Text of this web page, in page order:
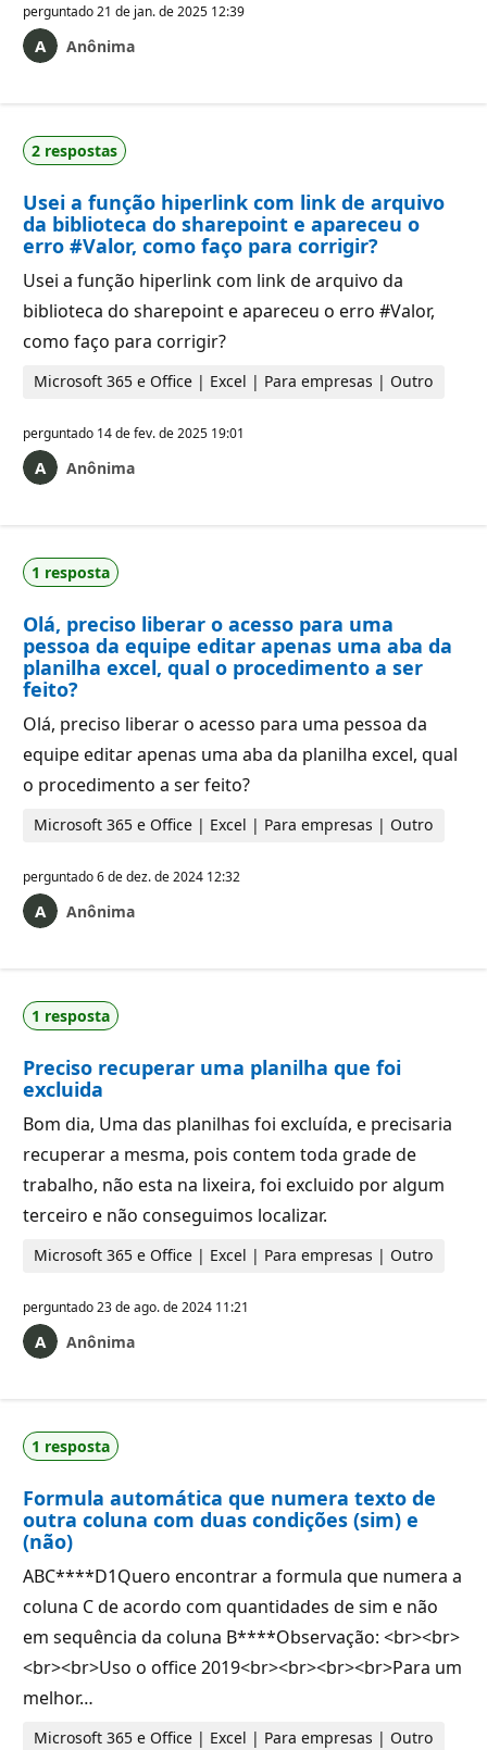
perguntado21 de jan. de 2025 12:39
Anônima
2 respostas
Usei a função hiperlink com link de arquivo
da biblioteca do sharepoint e apareceu o
erro #Valor, como faço para corrigir?
Usei a função hiperlink com link de arquivo da
biblioteca do sharepoint e apareceu o erro #Valor,
como faço para corrigir?
Microsoft 365 e Office | Excel | Para empresas | Outro
perguntado 14 de fev. de 2025 19:01
Anônima
1 resposta
Olá, preciso liberar o acesso para uma
pessoa da equipe editar apenas uma aba da
planilha excel, qual o procedimento a ser
feito?
Olá, preciso liberar o acesso para uma pessoa da
equipe editar apenas uma aba da planilha excel, qual
o procedimento a ser feito?
Microsoft 365 e Office | Excel | Para empresas | Outro
perguntado6 de dez. de 2024 12:32
Anônima
1 resposta
Preciso recuperar uma planilha que foi
excluida
Bom dia, Uma das planilhas foi excluída, e precisaria
recuperar a mesma, pois contem toda grade de
trabalho, não esta na lixeira, foi excluido por algum
terceiro e não conseguimos localizar.
Microsoft 365 e Office | Excel | Para empresas | Outro
perguntado23 de ago. de 2024 11:21
Anônima
1 resposta
Formula automática que numera texto de
outra coluna com duas condições (sim) e
(não)
ABC****D1Quero encontrar a formula que numera a
coluna C de acordo com quantidades de sim e não
em sequência da coluna B****Observação: <br><br>
<br><br>Uso o office 2019<br><br><br><br>Para um
melhor…
Microsoft 365 e Office | Excel | Para empresas | Outro